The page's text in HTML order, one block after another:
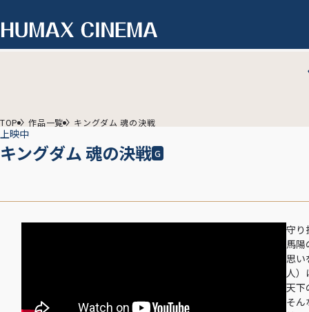
TOP 作品一覧 キングダム 魂の決戦
上映中
キングダム 魂の決戦 G
守
馬陽
思い
人）
天下
そん